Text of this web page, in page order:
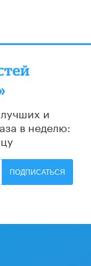
и
в неделю:
ПОДПИСАТЬСЯ